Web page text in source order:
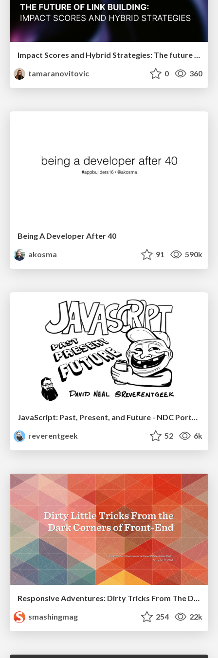
Impact Scores and Hybrid Strategies: The future of link building
tamaranovitovic
0 360
Being A Developer After 40
akosma
91 590k
reverentgeek
52 6k
Responsive Adventures: Dirty Tricks From The Dark Corners of Front-End
smashingmag
254 22k